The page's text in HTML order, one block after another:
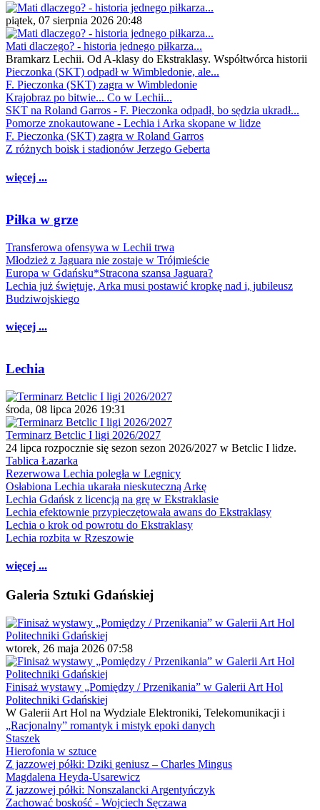
piątek, 07 sierpnia 2026 20:48
Mati dlaczego? - historia jednego piłkarza...
Bramkarz Lechii. Od A-klasy do Ekstraklasy. Współtwórca historii
Pieczonka (SKT) odpadł w Wimbledonie, ale...
F. Pieczonka (SKT) zagra w Wimbledonie
Krajobraz po bitwie... Co w Lechii...
SKT na Roland Garros - F. Pieczonka odpadł, bo sędzia ukradł...
Pomorze znokautowane - Lechia i Arka skopane w lidze
F. Pieczonka (SKT) zagra w Roland Garros
Z różnych boisk i stadionów Jerzego Geberta
więcej ...
Piłka w grze
Transferowa ofensywa w Lechii trwa
Młodzież z Jaguara nie zostaje w Trójmieście
Europa w Gdańsku*Stracona szansa Jaguara?
Lechia już świętuje, Arka musi postawić kropkę nad i, jubileusz
Budziwojskiego
więcej ...
Lechia
środa, 08 lipca 2026 19:31
Terminarz Betclic I ligi 2026/2027
24 lipca rozpocznie się sezon sezon 2026/2027 w Betclic I lidze.
Tablica Łazarka
Rezerwowa Lechia poległa w Legnicy
Osłabiona Lechia ukarała nieskuteczną Arkę
Lechia Gdańsk z licencją na grę w Ekstraklasie
Lechia efektownie przypieczętowała awans do Ekstraklasy
Lechia o krok od powrotu do Ekstraklasy
Lechia rozbita w Rzeszowie
więcej ...
Galeria Sztuki Gdańskiej
wtorek, 26 maja 2026 07:58
Finisaż wystawy „Pomiędzy / Przenikania” w Galerii Art Hol
Politechniki Gdańskiej
W Galerii Art Hol na Wydziale Elektroniki, Telekomunikacji i
„Racjonalny” romantyk i mistyk epoki danych
Staszek
Hierofonia w sztuce
Z jazzowej półki: Dziki geniusz – Charles Mingus
Magdalena Heyda-Usarewicz
Z jazzowej półki: Nonszalancki Argentyńczyk
Zachować boskość - Wojciech Sęczawa